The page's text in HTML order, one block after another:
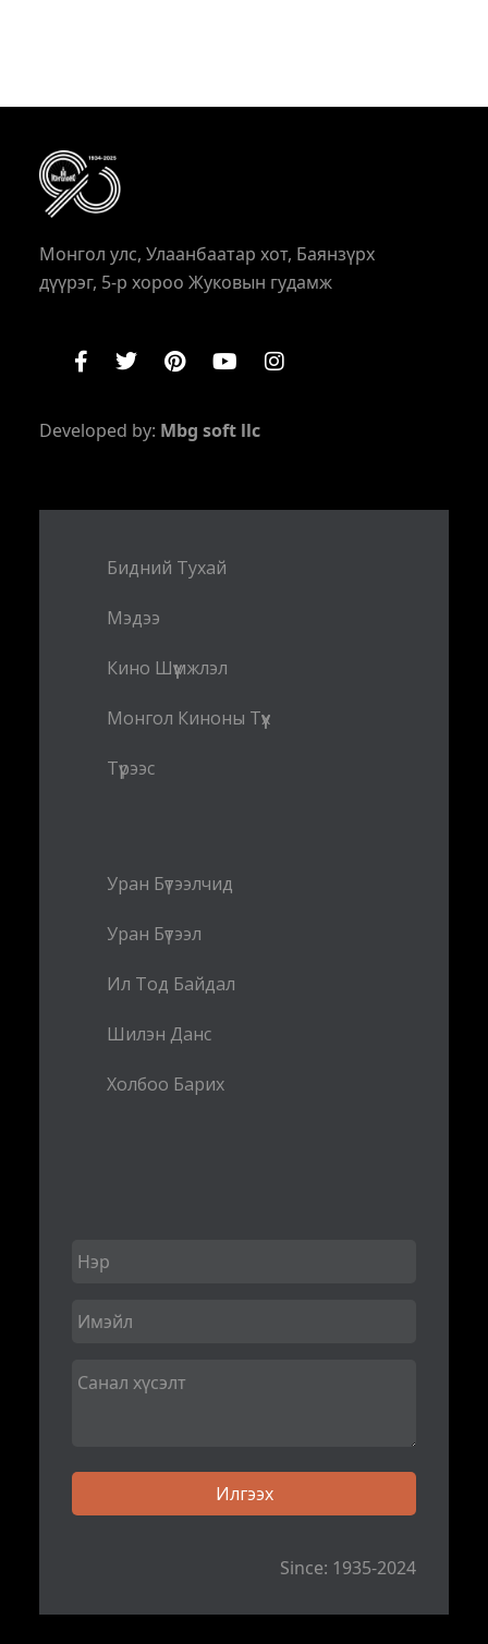
Монгол улс, Улаанбаатар хот, Баянзүрх
дүүрэг, 5-р хороо Жуковын гудамж
Developed by: Mbg soft llc
Бидний Тухай
Мэдээ
Кино Шүүмжлэл
Монгол Киноны Түүх
Түрээс
Уран Бүтээлчид
Уран Бүтээл
Ил Тод Байдал
Шилэн Данс
Холбоо Барих
Since: 1935-2024